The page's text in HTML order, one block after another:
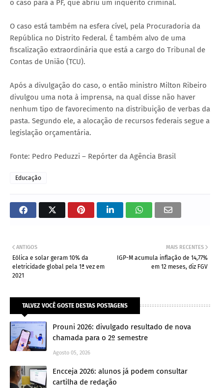
o caso para a PF, que abriu um inquérito criminal.
O caso está também na esfera cível, pela Procuradoria da
República no Distrito Federal. É também alvo de uma
fiscalização extraordinária que está a cargo do Tribunal de
Contas de União (TCU).
Após a divulgação do caso, o então ministro Milton Ribeiro
divulgou uma nota à imprensa, na qual disse não haver
nenhum tipo de favorecimento na distribuição de verbas da
pasta. Segundo ele, a alocação de recursos federais segue a
legislação orçamentária.
Fonte: Pedro Peduzzi – Repórter da Agência Brasil
Educação
MAIS RECENTES
IGP-M acumula inflação de 14,77%
em 12 meses, diz FGV
ANTIGOS
Eólica e solar geram 10% da
eletricidade global pela 1ª vez em
2021
TALVEZ VOCÊ GOSTE DESTAS POSTAGENS
Prouni 2026: divulgado resultado de nova
chamada para o 2º semestre
Agosto 05, 2026
Encceja 2026: alunos já podem consultar
cartilha de redação